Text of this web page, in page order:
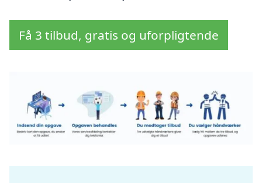
Få 3 tilbud, gratis og uforpligtende